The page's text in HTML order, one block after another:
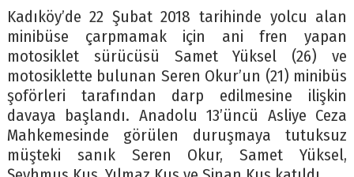
Kadıköy’de 22 Şubat 2018 tarihinde yolcu alan
minibüse çarpmamak için ani fren yapan
motosiklet sürücüsü Samet Yüksel (26) ve
motosiklette bulunan Seren Okur’un (21) minibüs
şoförleri tarafından darp edilmesine ilişkin
davaya başlandı. Anadolu 13’üncü Asliye Ceza
Mahkemesinde görülen duruşmaya tutuksuz
müşteki sanık Seren Okur, Samet Yüksel,